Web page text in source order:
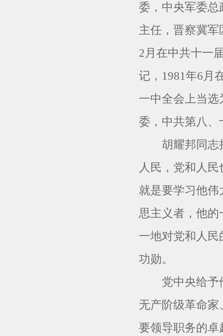
委，中央军委
主任，晋察冀
2月在中共十一
记，1981年6月
一中全会上当
委，中共第八
胡耀邦同志把
人民，党和人
就是要学习他
思主义者，他
一地对党和人
功勋。
党中央给予他
无产阶级革命
要领导职务的卓